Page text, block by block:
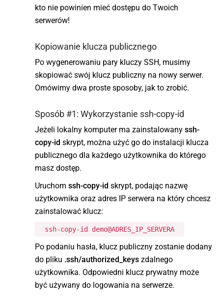
kto nie powinien mieć dostępu do Twoich
serwerów!
Kopiowanie klucza publicznego
Po wygenerowaniu pary kluczy SSH, musimy
skopiować swój klucz publiczny na nowy serwer.
Omówimy dwa proste sposoby, jak to zrobić.
Sposób #1: Wykorzystanie ssh-copy-id
Jeżeli lokalny komputer ma zainstalowany ssh-
copy-id skrypt, można użyć go do instalacji klucza
publicznego dla każdego użytkownika do którego
masz dostęp.
Uruchom ssh-copy-id skrypt, podając nazwę
użytkownika oraz adres IP serwera na który chcesz
zainstalować klucz:
ssh-copy-id demo@ADRES_IP_SERVERA
Po podaniu hasła, klucz publiczny zostanie dodany
do pliku .ssh/authorized_keys zdalnego
użytkownika. Odpowiedni klucz prywatny może
być używany do logowania na serwerze.